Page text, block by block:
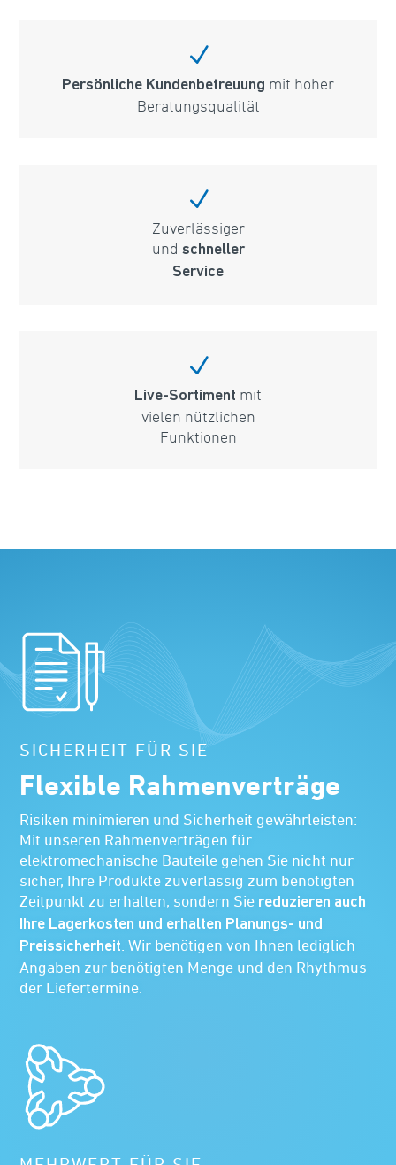
N
Persönliche Kundenbetreuung mit hoher
Beratungsqualität
N
Zuverlässiger
und schneller
Service
N
Live-Sortiment mit
vielen nützlichen
Funktionen
SICHERHEIT FÜR SIE
Flexible Rahmenverträge
Risiken minimieren und Sicherheit gewährleisten:
Mit unseren Rahmenverträgen für
elektromechanische Bauteile gehen Sie nicht nur
sicher, Ihre Produkte zuverlässig zum benötigten
Zeitpunkt zu erhalten, sondern Sie reduzieren auch
Ihre Lagerkosten und erhalten Planungs- und
Preissicherheit . Wir benötigen von Ihnen lediglich
Angaben zur benötigten Menge und den Rhythmus
der Liefertermine.